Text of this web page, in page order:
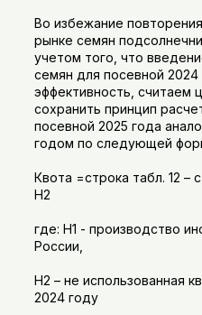
Во избежание
рынке семян
учетом того, что
семян для посевной
эффективность, считаем
сохранить принцип
посевной 2025 года
годом по следующей
Квота =строка табл. 12 –
Н2
где: Н1 - производство
России,
Н2 – не использованная
2024 году